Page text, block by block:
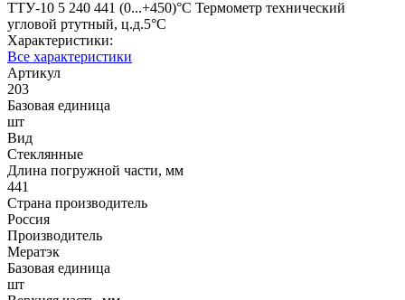
ТТУ-10 5 240 441 (0...+450)°С Термометр технический
угловой ртутный, ц.д.5°С
Характеристики:
Все характеристики
Артикул
203
Базовая единица
шт
Вид
Стеклянные
Длина погружной части, мм
441
Страна производитель
Россия
Производитель
Мератэк
Базовая единица
шт